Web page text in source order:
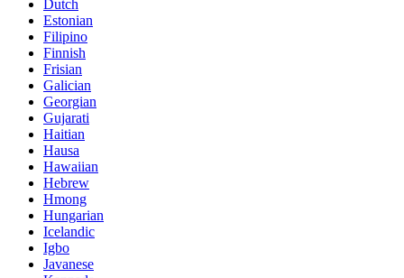
Dutch
Estonian
Filipino
Finnish
Frisian
Galician
Georgian
Gujarati
Haitian
Hausa
Hawaiian
Hebrew
Hmong
Hungarian
Icelandic
Igbo
Javanese